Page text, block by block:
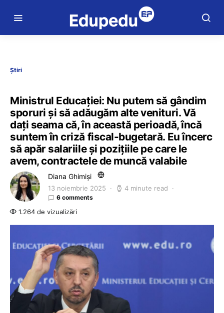
Știri
Ministrul Educației: Nu putem să gândim
sporuri și să adăugăm alte venituri. Vă
dați seama că, în această perioadă, încă
suntem în criză fiscal-bugetară. Eu încerc
să apăr salariile și pozițiile pe care le
avem, contractele de muncă valabile
Diana Ghimiși
13 noiembrie 2025 4 minute read
6 comments
1.264 de vizualizări